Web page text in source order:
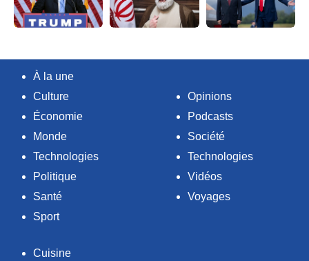
À la une
Culture
Économie
Monde
Technologies
Politique
Santé
Sport
Opinions
Podcasts
Société
Technologies
Vidéos
Voyages
Cuisine